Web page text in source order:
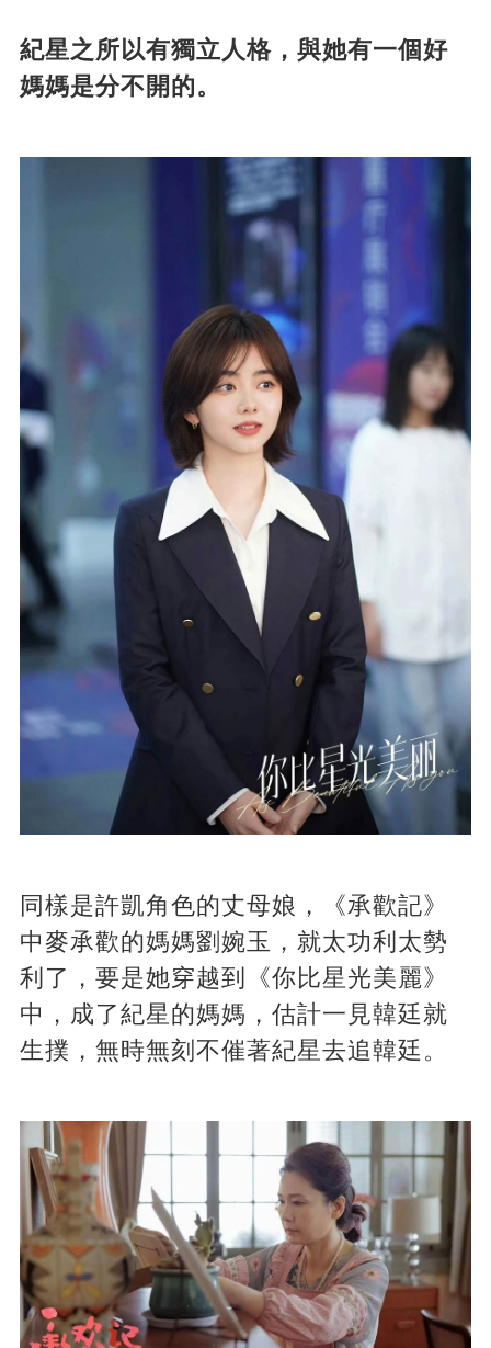
紀星之所以有獨立人格，與她有一個好
媽媽是分不開的。
同樣是許凱角色的丈母娘，《承歡記》
中麥承歡的媽媽劉婉玉，就太功利太勢
利了，要是她穿越到《你比星光美麗》
中，成了紀星的媽媽，估計一見韓廷就
生撲，無時無刻不催著紀星去追韓廷。